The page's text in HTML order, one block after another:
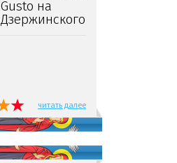
Gusto на
Дзержинского
читать далее